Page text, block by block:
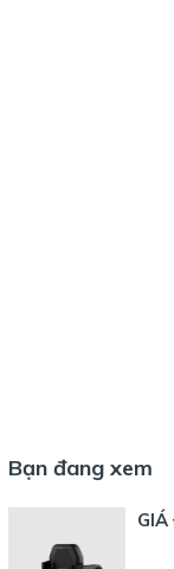
Bạn đang xem
GIÁ